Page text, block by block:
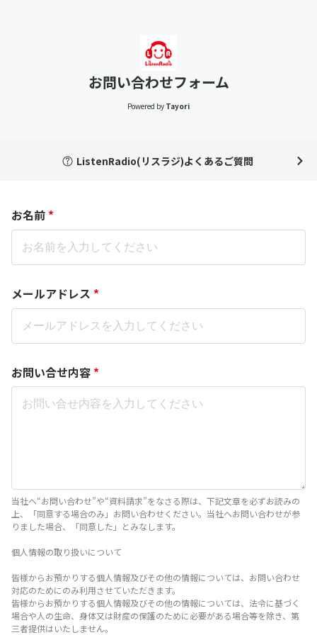
お問い合わせフォーム
Powered by Tayori
ListenRadio(リスラジ)よくあるご質問
お名前 *
メールアドレス *
お問い合せ内容 *
当社へ“お問い合わせ”や“資料請求”をなさる際は、下記文章を必ずお読みの
上、「同意する場合のみ」お問い合わせください。当社へお問い合わせが参
りました場合、「同意した」とみなします。
個人情報の取り扱いについて
皆様からお預かりする個人情報及びその他の情報については、お問い合わせ
対応のためにのみ利用させていただきます。
皆様からお預かりする個人情報及びその他の情報については、法令に基づく
場合や人の生命、身体又は財産の保護のために必要がある場合等を除き、第
三者提供はいたしません。